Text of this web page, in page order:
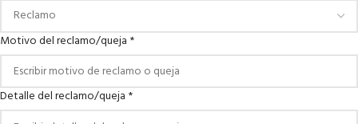
Motivo del reclamo/queja *
Detalle del reclamo/queja *